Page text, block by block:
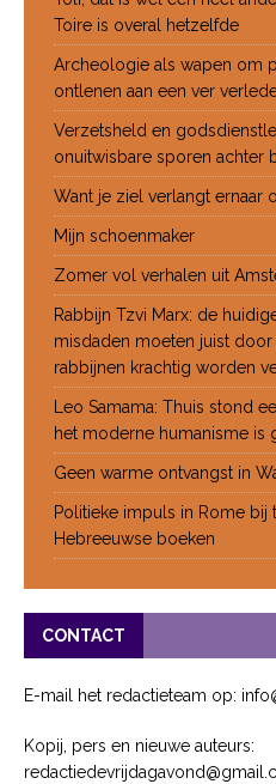
Toire is overal hetzelfde
Archeologie als wapen om
ontlenen aan een ver
Verzetsheld en
onuitwisbare sporen achter
Want je ziel verlangt ernaar
Mijn schoenmaker
Zomer vol verhalen uit
Rabbijn Tzvi Marx: de
misdaden moeten juist
rabbijnen krachtig worden
Leo Samama: Thuis stond
het moderne humanisme is
Geen warme ontvangst in
Politieke impuls in Rome
Hebreeuwse boeken
CONTACT
E-mail het redactieteam op:
Kopij, pers en nieuwe auteurs: